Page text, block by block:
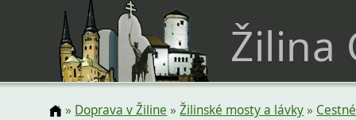
Žilina
» Doprava v Žiline »Žilinské mosty a lávky»